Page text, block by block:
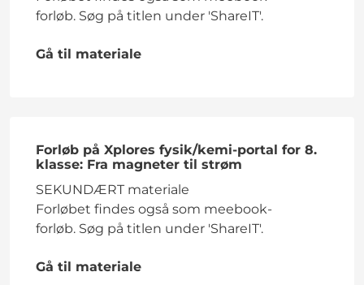
forløb. Søg på titlen under 'ShareIT'.
Gå til materiale
Forløb på Xplores fysik/kemi-portal for 8.
klasse: Fra magneter til strøm
SEKUNDÆRT materiale
Forløbet findes også som meebook-
forløb. Søg på titlen under 'ShareIT'.
Gå til materiale